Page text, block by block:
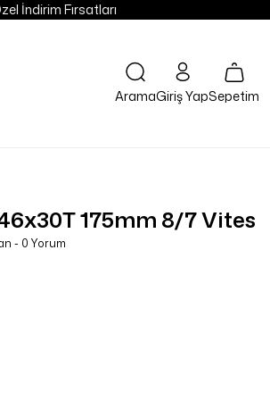
İndirim Fırsatları
AramaGiriş YapSepetim
175mm 8/7 Vites
- 0 Yorum